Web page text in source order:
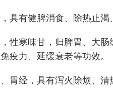
具有健脾消食、除热止渴
性寒味甘，归脾胃、大
疫力、延缓衰老等功效。
胃经，具有泻火除烦、